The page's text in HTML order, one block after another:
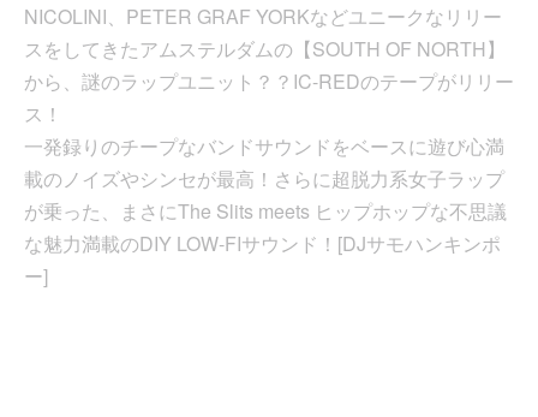
NICOLINI、PETER GRAF YORKなどユニークなリリー
スをしてきたアムステルダムの【SOUTH OF NORTH】
から、謎のラップユニット？？IC-REDのテープがリリー
ス！
一発録りのチープなバンドサウンドをベースに遊び心満
載のノイズやシンセが最高！さらに超脱力系女子ラップ
が乗った、まさにThe Slits meets ヒップホップな不思議
な魅力満載のDIY LOW-FIサウンド！[DJサモハンキンポ
ー]